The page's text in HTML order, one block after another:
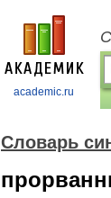
academic.ru
Словарь